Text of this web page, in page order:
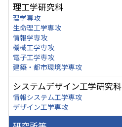
理工学研究科
理学専攻
生命理工学専攻
情報学専攻
機械工学専攻
電子工学専攻
建築・都市環境学専攻
システムデザイン工学研究科
情報システム工学専攻
デザイン工学専攻